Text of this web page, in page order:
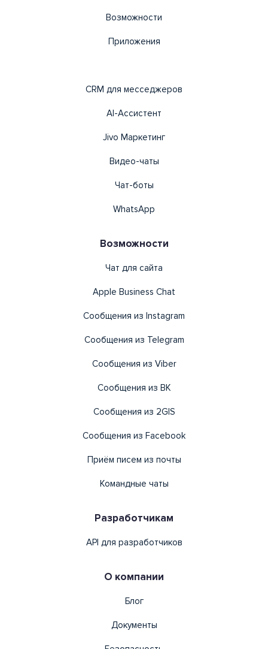
Возможности
Приложения
CRM для месседжеров
AI-Ассистент
Jivo Маркетинг
Видео-чаты
Чат-боты
WhatsApp
Возможности
Чат для сайта
Apple Business Chat
Сообщения из Instagram
Сообщения из Telegram
Сообщения из Viber
Сообщения из ВК
Сообщения из 2GIS
Сообщения из Facebook
Приём писем из почты
Командные чаты
Разработчикам
API для разработчиков
О компании
Блог
Документы